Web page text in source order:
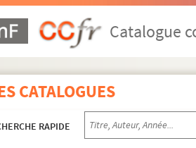
Catalogue
CATALOGUES
RAPIDE